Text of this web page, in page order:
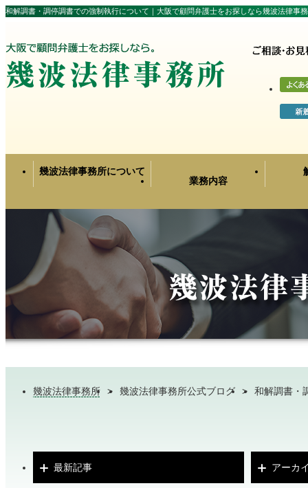
和解調書・調停調書での強制執行について｜大阪で顧問弁護士をお探しなら幾波法律事
幾波法律事務所について
業務内容
幾波法律事務所 > 幾波法律事務所公式ブログ > 和解調書・
最新記事 アーカ